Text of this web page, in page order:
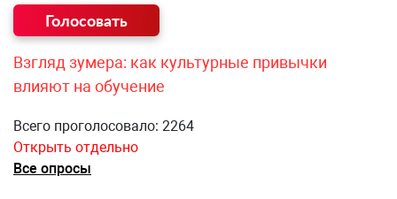
Взгляд зумера: как культурные привычки
влияют на обучение
Всего проголосовало: 2264
Открыть отдельно
Все опросы